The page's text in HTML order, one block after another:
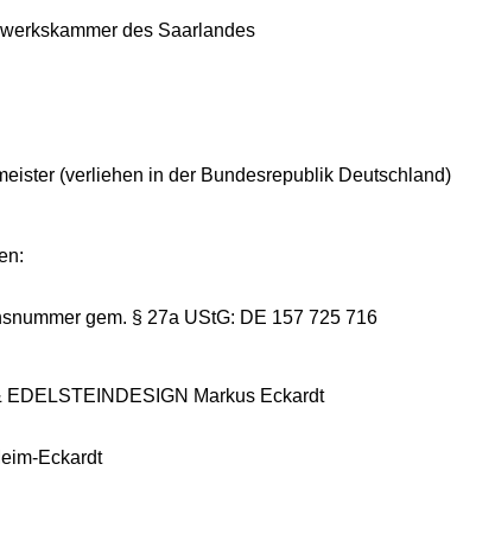
des Saarlandes
(verliehen in der Bundesrepublik Deutschland)
gem. § 27a UStG: DE 157 725 716
Markus Eckardt
Eckardt